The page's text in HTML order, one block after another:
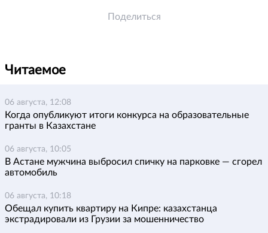
Поделиться
Читаемое
06 августа, 12:08
Когда опубликуют итоги конкурса на образовательные
гранты в Казахстане
06 августа, 10:05
В Астане мужчина выбросил спичку на парковке — сгорел
автомобиль
06 августа, 10:18
Обещал купить квартиру на Кипре: казахстанца
экстрадировали из Грузии за мошенничество